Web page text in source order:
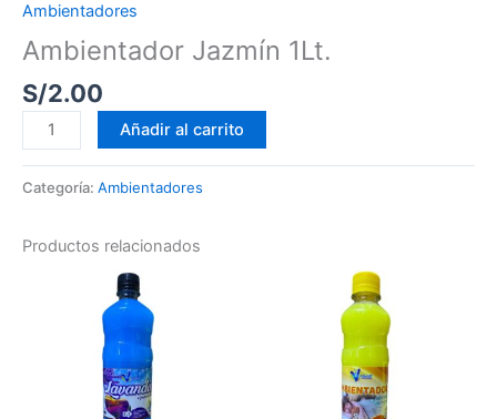
Ambientadores
Ambientador Jazmín 1Lt.
S/2.00
Añadir al carrito
Categoría: Ambientadores
Productos relacionados